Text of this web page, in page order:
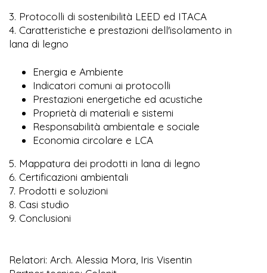
3. Protocolli di sostenibilità LEED ed ITACA
4. Caratteristiche e prestazioni dell'isolamento in
lana di legno
Energia e Ambiente
Indicatori comuni ai protocolli
Prestazioni energetiche ed acustiche
Proprietà di materiali e sistemi
Responsabilità ambientale e sociale
Economia circolare e LCA
5. Mappatura dei prodotti in lana di legno
6. Certificazioni ambientali
7. Prodotti e soluzioni
8. Casi studio
9. Conclusioni
Relatori: Arch. Alessia Mora, Iris Visentin